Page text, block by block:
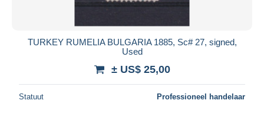
TURKEY RUMELIA BULGARIA 1885, Sc# 27, signed,
Used
± US$ 25,00
Statuut Professioneel handelaar